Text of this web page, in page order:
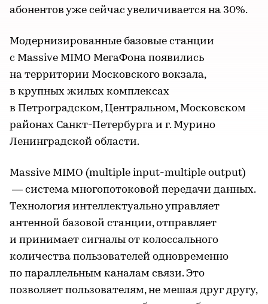
абонентов уже сейчас увеличивается на 30%.
Модернизированные базовые станции
с Massive MIMO МегаФона появились
на территории Московского вокзала,
в крупных жилых комплексах
в Петроградском, Центральном, Московском
районах Санкт-Петербурга и г. Мурино
Ленинградской области.
Massive MIMO (multiple input-multiple output)
— система многопотоковой передачи данных.
Технология интеллектуально управляет
антенной базовой станции, отправляет
и принимает сигналы от колоссального
количества пользователей одновременно
по параллельным каналам связи. Это
позволяет пользователям, не мешая друг другу,